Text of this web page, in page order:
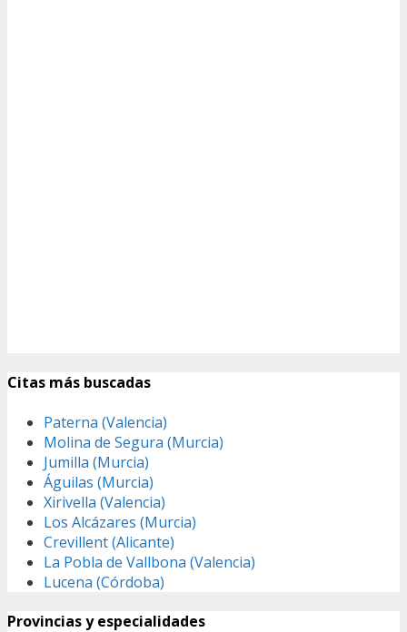
Citas más buscadas
Paterna (Valencia)
Molina de Segura (Murcia)
Jumilla (Murcia)
Águilas (Murcia)
Xirivella (Valencia)
Los Alcázares (Murcia)
Crevillent (Alicante)
La Pobla de Vallbona (Valencia)
Lucena (Córdoba)
Provincias y especialidades